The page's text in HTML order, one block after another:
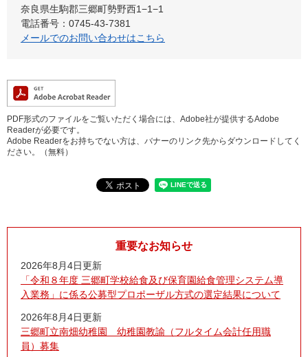
奈良県生駒郡三郷町勢野西1−1−1
電話番号：0745-43-7381
メールでのお問い合わせはこちら
PDF形式のファイルをご覧いただく場合には、Adobe社が提供するAdobe
Readerが必要です。
Adobe Readerをお持ちでない方は、バナーのリンク先からダウンロードしてく
ださい。（無料）
重要なお知らせ
2026年8月4日更新
「令和８年度 三郷町学校給食及び保育園給食管理システム導
入業務」に係る公募型プロポーザル方式の選定結果について
2026年8月4日更新
三郷町立南畑幼稚園 幼稚園教諭（フルタイム会計任用職
員）募集